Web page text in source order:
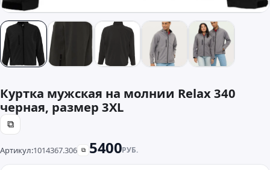
Куртка мужская на молнии Relax 340
черная, размер 3XL
⧉
Артикул:1014367.306 ⧉ 5400РУБ.